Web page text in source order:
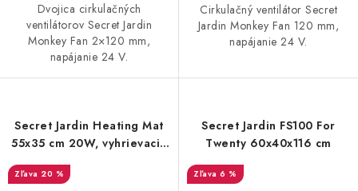
Dvojica cirkulačných
ventilátorov Secret Jardin
Monkey Fan 2×120 mm,
napájanie 24 V.
Cirkulačný ventilátor Secret
Jardin Monkey Fan 120 mm,
napájanie 24 V.
Secret Jardin Heating Mat
55x35 cm 20W, vyhrievacia
podložka
20 %
Secret Jardin FS100 For
Twenty 60x40x116 cm
6 %